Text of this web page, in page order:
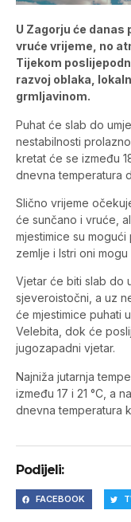
U Zagorju će
vruće vrijeme, no
Tijekom
razvoj oblaka,
grmljavinom.
Puhat će slab do
nestabilnosti
kretat će se između
dnevna temperatura
Slično vrijeme
će sunčano i vruće,
mjestimice su mogući
zemlje i Istri oni
Vjetar će biti slab do
sjeveroistočni, a uz
će mjestimice puhati
Velebita, dok će
jugozapadni vjetar.
Najniža jutarnja
između 17 i 21 °C, a
dnevna temperatura
Podijeli:
FACEBOOK